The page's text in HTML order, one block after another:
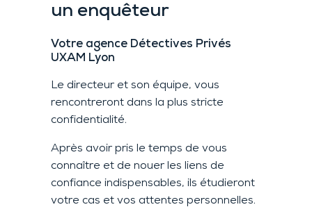
un enquêteur
Votre agence Détectives Privés
UXAM Lyon
Le directeur et son équipe, vous
rencontreront dans la plus stricte
confidentialité.
Après avoir pris le temps de vous
connaître et de nouer les liens de
confiance indispensables, ils étudieront
votre cas et vos attentes personnelles.